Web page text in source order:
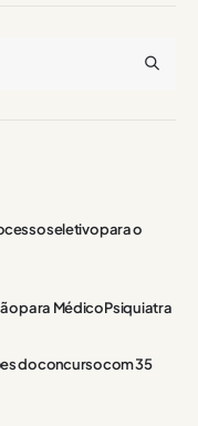
seletivo para o
para Médico Psiquiatra
do concurso com 35